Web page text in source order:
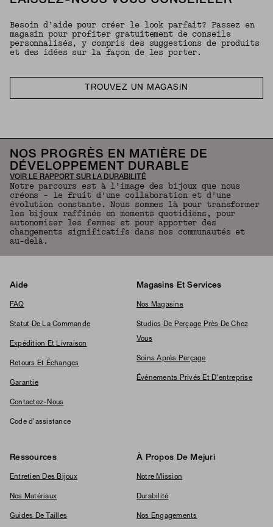
Besoin d’aide pour créer le look parfait? Passez en
magasin pour profiter gratuitement de conseils
personnalisés, y compris des suggestions de produits
et des idées sur la façon de les porter.
TROUVEZ UN MAGASIN
NOS PROGRÈS EN MATIÈRE DE
DÉVELOPPEMENT DURABLE
VOIR LE RAPPORT SUR LA DURABILITÉ
Notre parcours est à l’image des bijoux que nous
créons – le fruit d'une collaboration et d'une
évolution constante. Nous sommes là pour transformer
les bijoux raffinés en moments quotidiens, pour
autonomiser les femmes et pour apporter des
changements significatifs dans nos communautés et
au-delà.
Aide
FAQ
Statut De La Commande
Expédition Et Livraison
Retours Et Échanges
Garantie
Contactez-Nous
Code d'assistance
Magasins Et Services
Nos Magasins
Studios De Perçage Près De Chez
Vous
Soins Après Perçage
Événements Privés Et D'entreprise
Ressources
Entretien Des Bijoux
Nos Matériaux
Guides De Tailles
À Propos De Mejuri
Notre Mission
Durabilité
Nos Engagements